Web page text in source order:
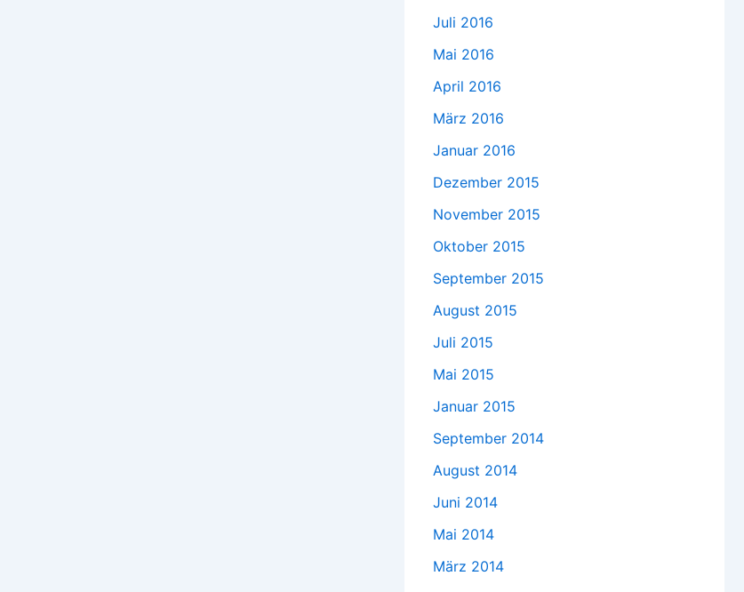
Juli 2016
Mai 2016
April 2016
März 2016
Januar 2016
Dezember 2015
November 2015
Oktober 2015
September 2015
August 2015
Juli 2015
Mai 2015
Januar 2015
September 2014
August 2014
Juni 2014
Mai 2014
März 2014